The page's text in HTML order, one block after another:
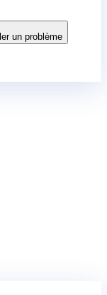
un problème